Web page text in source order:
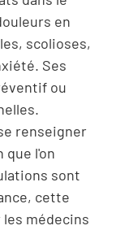
en
scolioses,
Ses
ou
renseigner
que l'on
sont
cette
médecins